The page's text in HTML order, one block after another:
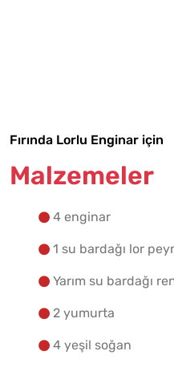
Fırında Lorlu Enginar için
Malzemeler
4 enginar
1 su bardağı lor
Yarım su bardağı
2 yumurta
4 yeşil soğan